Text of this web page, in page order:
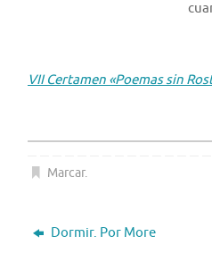
VII Certamen «Poemas sin
Marcar.
Dormir. Por More